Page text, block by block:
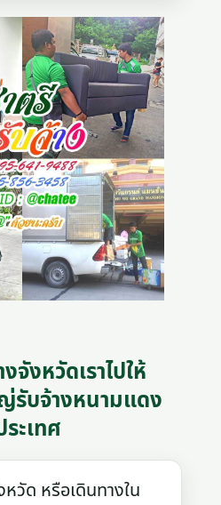
จังหวัดเราไปให้
รับจ้างหนามแดง
ะเทศ
ด หรือเดินทางใน